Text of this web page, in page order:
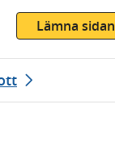
Lämna sidan